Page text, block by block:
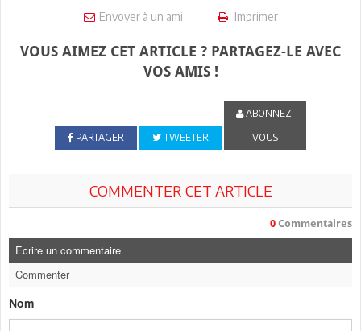
Envoyer à un ami Imprimer
VOUS AIMEZ CET ARTICLE ? PARTAGEZ-LE AVEC
VOS AMIS !
PARTAGER TWEETER
ABONNEZ-
VOUS
COMMENTER CET ARTICLE
0 Commentaires
Ecrire un commentaire
Commenter
Nom